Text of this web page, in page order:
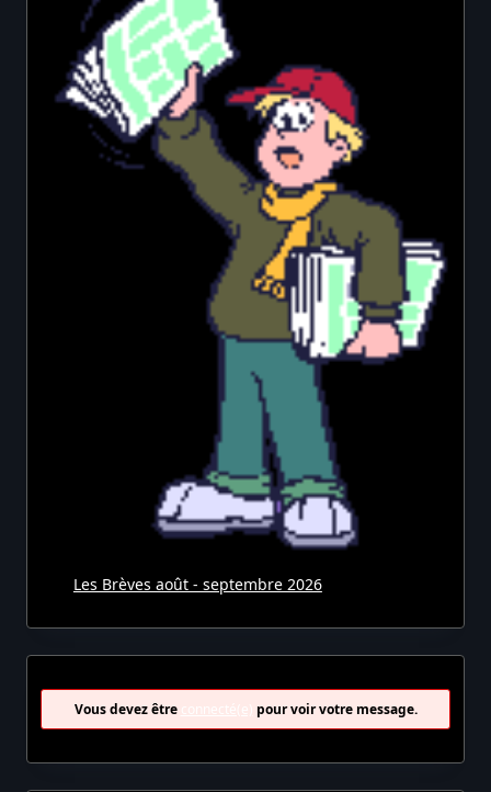
Les Brèves août - septembre 2026
Vous devez être pour voir votre message.